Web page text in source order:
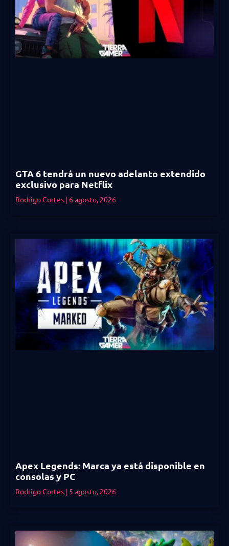
GTA 6 tendrá un nuevo adelanto extendido
exclusivo para Netflix
Rodrigo Cortes 6 agosto, 2026
Apex Legends: Marca ya está disponible en
consolas y PC
Rodrigo Cortes 5 agosto, 2026